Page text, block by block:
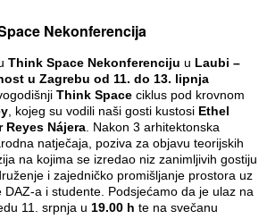
Nekonferencija
Think Space Nekonferenciju u Laubi –
u Zagrebu od 11. do 13. lipnja
Think Spaceciklus pod krovnom
, kojeg su vodili naši gosti kustosi Ethel
Reyes Nájera. Nakon 3 arhitektonska
natječaja, poziva za objavu teorijskih
na kojima se izredao niz zanimljivih gostiju
i zajedničko promišljanje prostora uz
DAZ-a i studente. Podsjećamo da je ulaz na
11. srpnja u 19.00 h te na svečanu